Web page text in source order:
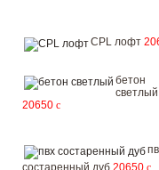
CPL лофт
бетон
светлый
20650 c
состаренный дуб 20650 c